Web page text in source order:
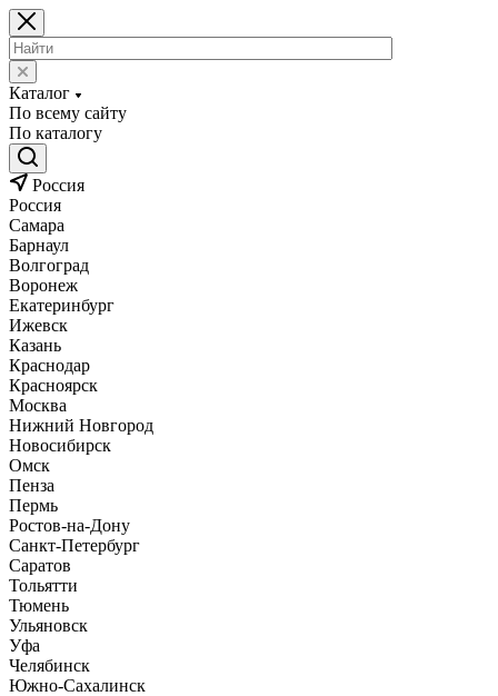
Каталог
По всему сайту
По каталогу
Россия
Россия
Самара
Барнаул
Волгоград
Воронеж
Екатеринбург
Ижевск
Казань
Краснодар
Красноярск
Москва
Нижний Новгород
Новосибирск
Омск
Пенза
Пермь
Ростов-на-Дону
Санкт-Петербург
Саратов
Тольятти
Тюмень
Ульяновск
Уфа
Челябинск
Южно-Сахалинск